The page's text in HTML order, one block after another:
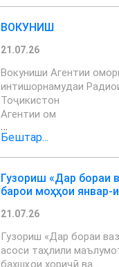
ВОКУНИШ
21.07.26
Вокуниши Агентии
интишорнамудаи
Тоҷикистон
Агентии ом
…
Бештар...
Гузориш «Дар бораи
барои моҳҳои январ-
21.07.26
Гузориш «Дар бораи
асоси таҳлили